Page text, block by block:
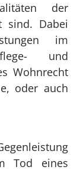
der
sind. Dabei
im
und
Wohnrecht
oder auch
Tod eines